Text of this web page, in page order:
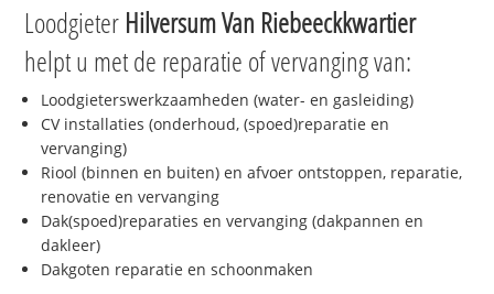
Loodgieter Hilversum Van Riebeeckkwartier
helpt u met de reparatie of vervanging van:
Loodgieterswerkzaamheden (water- en gasleiding)
CV installaties (onderhoud, (spoed)reparatie en
vervanging)
Riool (binnen en buiten) en afvoer ontstoppen, reparatie,
renovatie en vervanging
Dak(spoed)reparaties en vervanging (dakpannen en
dakleer)
Dakgoten reparatie en schoonmaken